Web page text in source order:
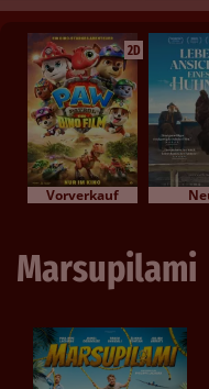
2D
Vorverkauf
Marsupilami